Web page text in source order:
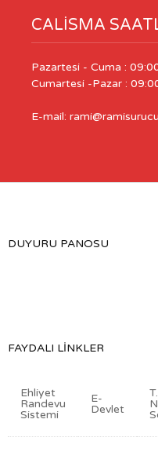
CALISMA
Pazartesi - Cuma :
Cumartesi -Pazar :
E-mail:
DUYURU PANOSU
FAYDALI LINKLER
Ehliyet
Randevu
Sistemi
E-
Devlet